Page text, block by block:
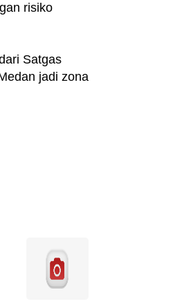
risiko
Satgas
jadi zona